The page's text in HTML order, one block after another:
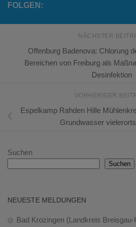
FOLGEN:
NÄCHSTER
Offenburg Badenova: Chlorung
Bereichen von Freiburg als
Desinfektion
VORHERIGER
Espelkamp Rahden Hille
Grundwasser
Suchen
Suchen
NEUESTE MELDUNGEN
Bad Krozingen (Landkreis